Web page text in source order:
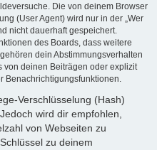
Die von deinem Browser
(User Agent) wird nur in der „Wer
nicht dauerhaft gespeichert.
des Boards, dass weitere
dein Abstimmungsverhalten
von deinen Beiträgen oder explizit
Benachrichtigungsfunktionen.
Verschlüsselung (Hash)
wird dir empfohlen,
von Webseiten zu
zu deinem